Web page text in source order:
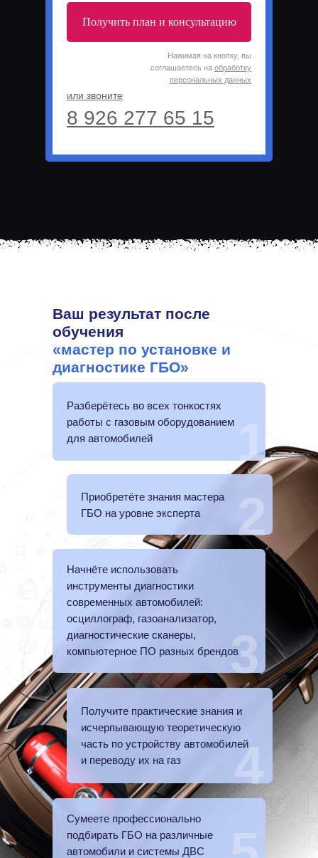
Нажимая на кнопку, вы
соглашаетесь на обработку
персональных данных
или звоните
Получить план и консультацию
8 926 277 65 15
Ваш результат после
обучения
«мастер по установке и
диагностике ГБО»
Разберётесь во всех тонкостях
работы с газовым оборудованием
для автомобилей
4
3
2
1
Приобретёте знания мастера
ГБО на уровне эксперта
Начнёте использовать
инструменты диагностики
современных автомобилей:
осциллограф, газоанализатор,
диагностические сканеры,
компьютерное ПО разных брендов
Получите практические знания и
исчерпывающую теоретическую
часть по устройству автомобилей
и переводу их на газ
Сумеете профессионально
подбирать ГБО на различные
автомобили и системы ДВС